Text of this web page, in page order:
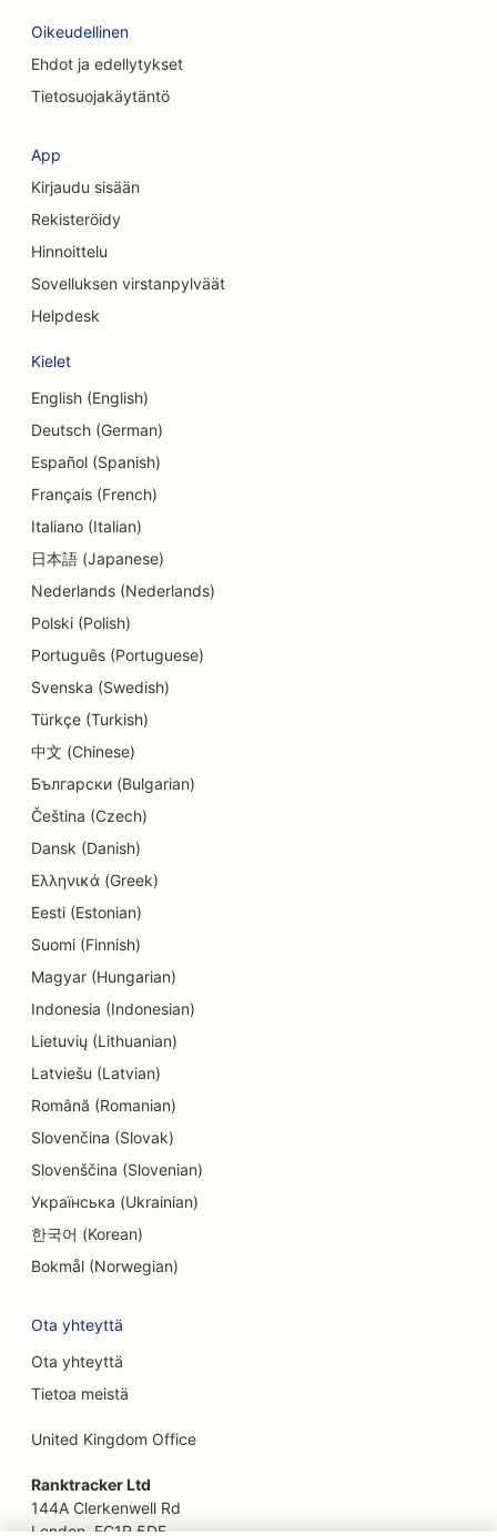
SEO vaatekaupoille
SEO kraniofaciaalisille kirurgeille
SEO kahviloille
SEO luottoyhteisöille
SEO konsulttiyrityksille
SEO Delisille
SEO tanssistudioille
SEO ihohiontapalveluille
SEO päiväkodeille
SEO hammaslääkäriklinikoille
SEO yksityiskohtien kaupoille
SEO Cupcake-kaupoille
Koulutus- ja lastenhoitopalvelujen SEO
SEO donitsikaupoille
SEO sähköasentajille
SEO elektroniikkakaupoille
SEO insinööritoimistoille
SEO endodontologeille
SEO for Entertainment &amp; Recreation
SEO pakohuoneita varten
EO etnisille ravintoloille
SEO Farm-to-Table-ravintoloille
SEO perheravintoloille
SEO pikaruokaravintoloille
SEO kukkakaupoille
SEO Fine Dining -ravintoloille
SEO rahoituspalveluille
SEO ruokakeskuksille
Oikeudellinen
Ehdot ja edellytykset
Tietosuojakäytäntö
App
Kirjaudu sisään
Rekisteröidy
Hinnoittelu
Sovelluksen virstanpylväät
Helpdesk
Kielet
English (English)
Deutsch (German)
Español (Spanish)
Français (French)
Italiano (Italian)
日本語 (Japanese)
Nederlands (Nederlands)
Polski (Polish)
Português (Portuguese)
Svenska (Swedish)
Türkçe (Turkish)
中文 (Chinese)
Български (Bulgarian)
Čeština (Czech)
Dansk (Danish)
Ελληνικά (Greek)
Eesti (Estonian)
Suomi (Finnish)
Magyar (Hungarian)
Indonesia (Indonesian)
Lietuvių (Lithuanian)
Latviešu (Latvian)
Română (Romanian)
Slovenčina (Slovak)
Slovenščina (Slovenian)
Українська (Ukrainian)
한국어 (Korean)
Bokmål (Norwegian)
Ota yhteyttä
Ota yhteyttä
Tietoa meistä
United Kingdom Office
Ranktracker Ltd
144A Clerkenwell Rd
London, EC1R 5DF